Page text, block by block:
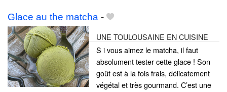
Glace au the matcha -
UNE TOULOUSAINE EN CUISINE
S i vous aimez le matcha, il faut
absolument tester cette glace ! Son
goût est à la fois frais, délicatement
végétal et très gourmand. C’est une